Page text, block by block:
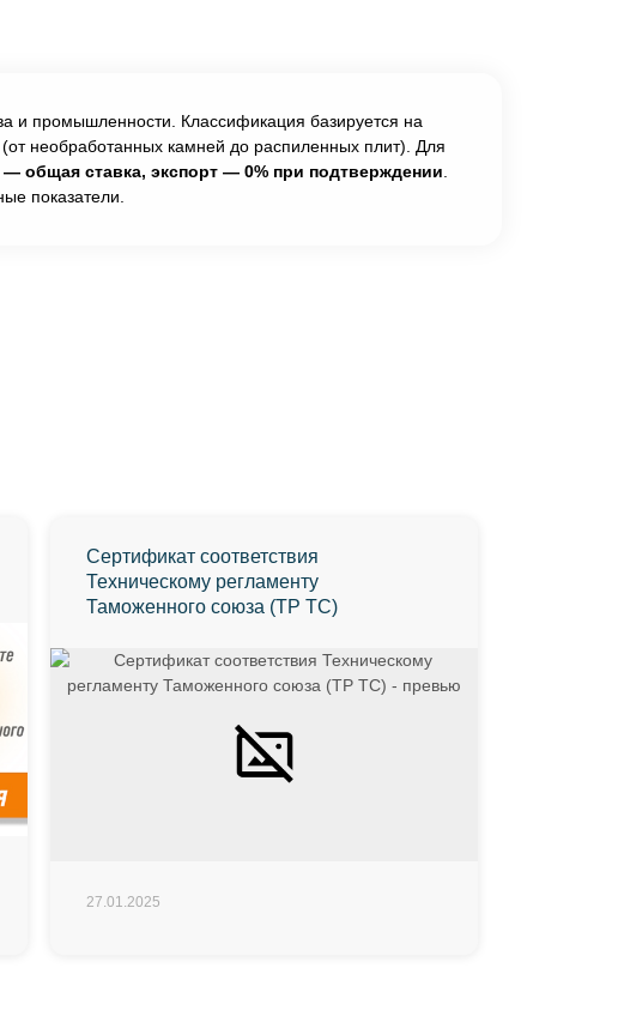
и промышленности. Классификация базируется на
необработанных камней до распиленных плит). Для
общая ставка, экспорт — 0% при подтверждении
показатели.
Сертификат соответствия
Техническому регламенту
Таможенного союза (ТР ТС)
27.01.2025